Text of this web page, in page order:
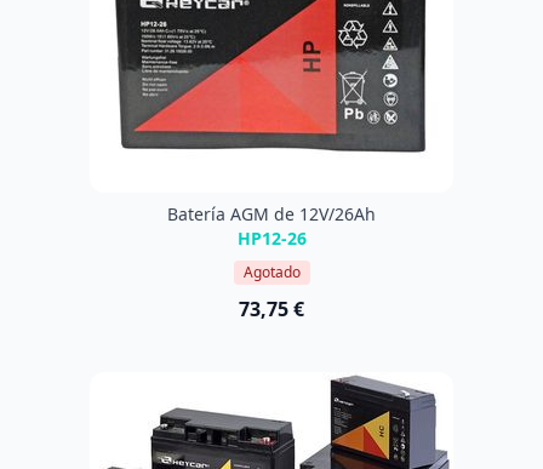
Batería AGM de 12V/26Ah
HP12-26
Agotado
73,75 €